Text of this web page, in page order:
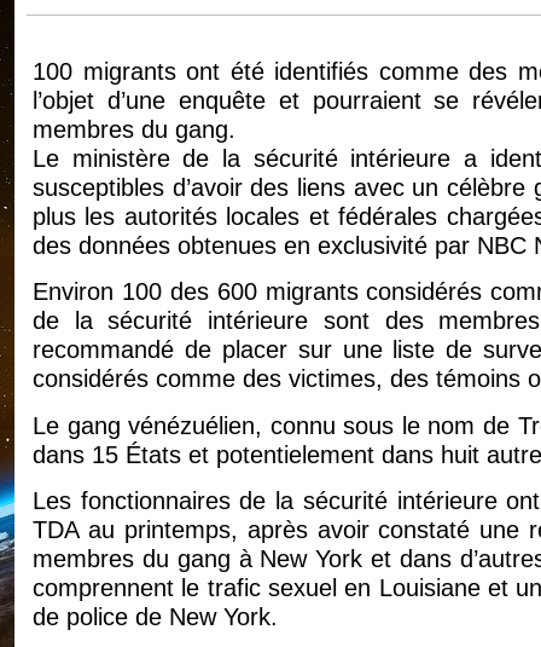
100 migrants ont été identifiés comme des
l’objet d’une enquête et pourraient se
membres du gang.
Le ministère de la sécurité intérieure a
susceptibles d’avoir des liens avec un
plus les autorités locales et fédérales
des données obtenues en exclusivité par NBC
Environ 100 des 600 migrants considérés
de la sécurité intérieure sont des
recommandé de placer sur une liste de
considérés comme des victimes, des témoins
Le gang vénézuélien, connu sous le nom de
dans 15 États et potentielement dans huit
Les fonctionnaires de la sécurité intérieure
TDA au printemps, après avoir constaté une
membres du gang à New York et dans
comprennent le trafic sexuel en Louisiane et
de police de New York.